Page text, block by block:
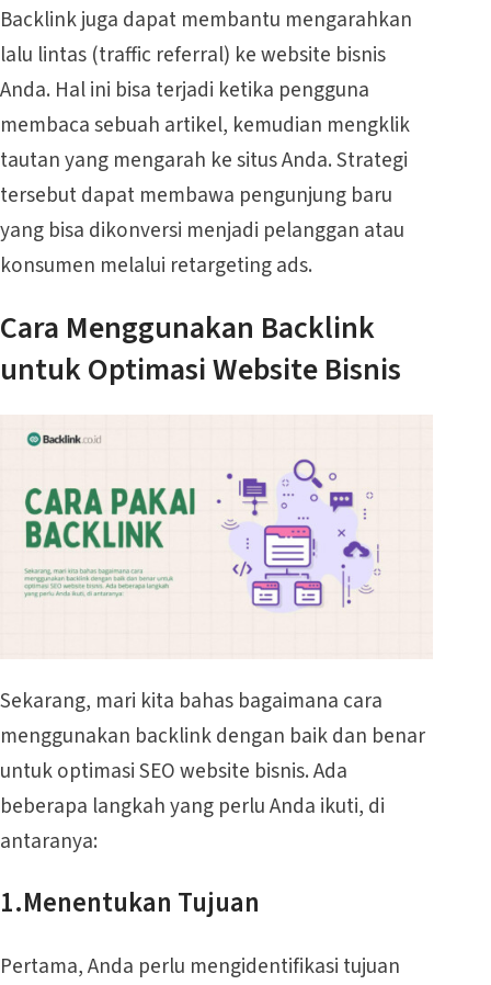
Backlink juga dapat membantu mengarahkan
lalu lintas (traffic referral) ke website bisnis
Anda. Hal ini bisa terjadi ketika pengguna
membaca sebuah artikel, kemudian mengklik
tautan yang mengarah ke situs Anda. Strategi
tersebut dapat membawa pengunjung baru
yang bisa dikonversi menjadi pelanggan atau
konsumen melalui retargeting ads.
Cara Menggunakan Backlink
untuk Optimasi Website Bisnis
Sekarang, mari kita bahas bagaimana cara
menggunakan backlink dengan baik dan benar
untuk optimasi SEO website bisnis. Ada
beberapa langkah yang perlu Anda ikuti, di
antaranya:
1.Menentukan Tujuan
Pertama, Anda perlu mengidentifikasi tujuan